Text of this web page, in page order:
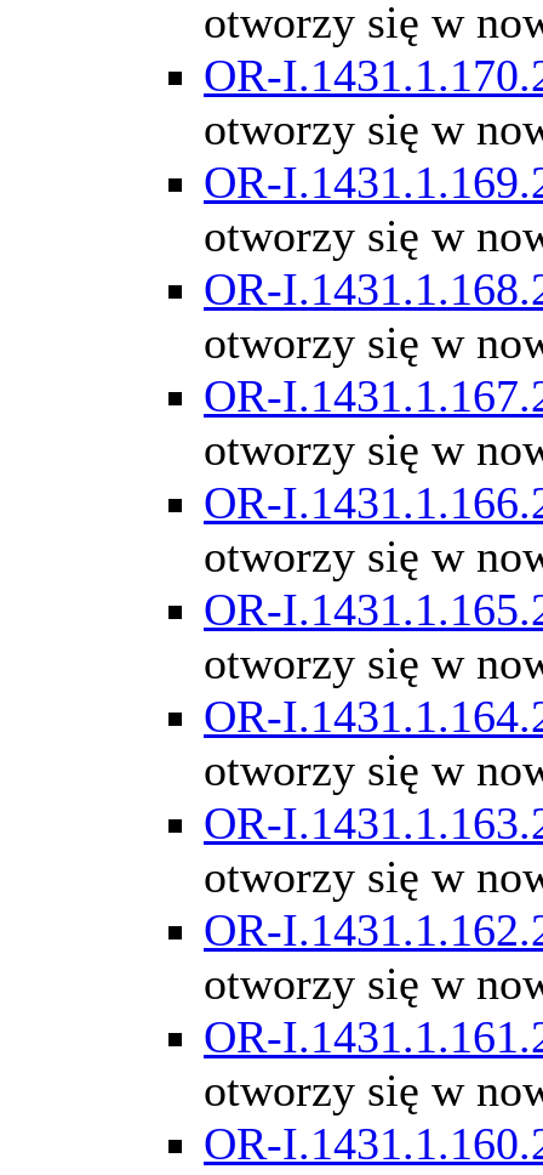
otworzy się w
OR-
otworzy się w
OR-
otworzy się w
OR-
otworzy się w
OR-
otworzy się w
OR-
otworzy się w
OR-
otworzy się w
OR-
otworzy się w
OR-
otworzy się w
OR-
otworzy się w
OR-
otworzy się w
OR-